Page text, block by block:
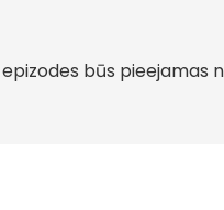
epizodes būs pieejamas